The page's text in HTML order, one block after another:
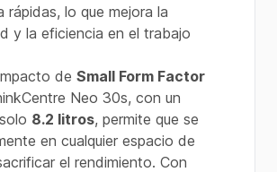
rápidas, lo que mejora la
y la eficiencia en el trabajo
de Small Form Factor
Neo 30s, con un
8.2 litros, permite que se
en cualquier espacio de
el rendimiento. Con